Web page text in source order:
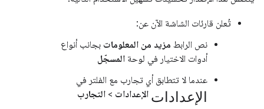
تُعلن قارئات الشاشة الآن عن:
نص الرابط مزيد من المعلومات بجانب أنواع
أدوات الاختيار في لوحة المسجّل
عندما لا تتطابق أي تجارب مع الفلتر في
الإعدادات الإعدادات > التجارب